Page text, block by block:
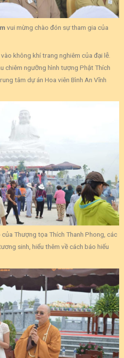
vui mừng chào đón sự tham gia của
không khí trang nghiêm của đại lễ.
chiêm ngưỡng hình tượng Phật Thích
tâm dự án Hoa viên Bình An Vĩnh
Thượng tọa Thích Thanh Phong, các
sinh, hiểu thêm về cách báo hiếu